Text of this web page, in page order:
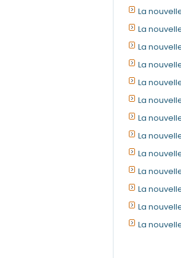
La
La
La
La
La
La
La
La
La
La
La
La
La